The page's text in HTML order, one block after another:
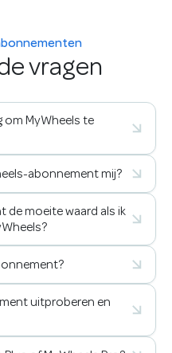
vragen
om MyWheels te
abonnement mij?
de moeite waard als ik
uitproberen en